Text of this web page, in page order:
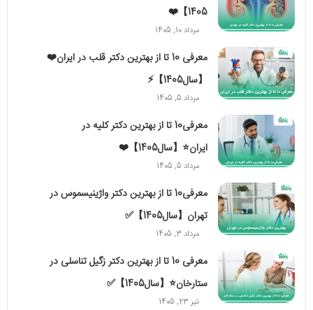
1405】❤️
مرداد 10, 1405
معرفی 10 تا از بهترین دکتر قلب در ایران❤️
【سال1405】⚡️
مرداد 5, 1405
معرفی10 تا از بهترین دکتر کلیه در
ایران⭐【سال1405】❤️
مرداد 5, 1405
معرفی10 تا از بهترین دکتر واژینیسموس در
تهران【سال1405】✅
مرداد 3, 1405
معرفی 10 تا از بهترین دکتر زگیل تناسلی در
ستارخان⭐【سال1405】✅
تیر 23, 1405